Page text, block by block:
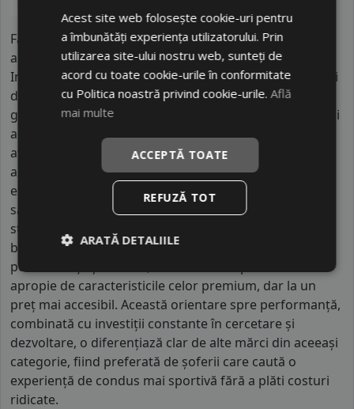
Falken este un brand japonez de anvelope fondat în
anii 1980 și parte a grupului Sumitomo Rubber
Industries, unul dintre cei mai mari producători globali
din industrie. Compania are mii de angajați la nivel
global și operează fabrici în Japonia, Thailanda, China și
alte regiuni strategice, ceea ce îi permite să acopere
atât piețele asiatice, cât și cele europene și nord-
americane. Falken s-a remarcat inițial în motorsport,
experiență care a influențat dezvoltarea tehnologiilor
sale, în special în ceea ce privește aderența și
stabilitatea la viteze mari. Spre deosebire de alte
branduri din segmentul mediu, Falken pune accent pe
performanță și control, oferind anvelope care se
apropie de caracteristicile celor premium, dar la un
preț mai accesibil. Această orientare spre performanță,
combinată cu investiții constante în cercetare și
dezvoltare, o diferențiază clar de alte mărci din aceeași
categorie, fiind preferată de șoferii care caută o
experiență de condus mai sportivă fără a plăti costuri
ridicate.
Acest site web folosește cookie-uri pentru
a îmbunătăți experiența utilizatorului. Prin
utilizarea site-ului nostru web, sunteți de
acord cu toate cookie-urile în conformitate
cu Politica noastră privind cookie-urile.Află
mai multe
ACCEPTĂ TOATE
REFUZĂ TOT
ARATĂ DETALIILE